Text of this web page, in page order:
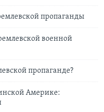
пропаганды
военной
пропаганде?
Америке: